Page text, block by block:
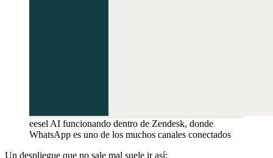
eesel AI funcionando dentro de Zendesk, donde
WhatsApp es uno de los muchos canales conectados
Un despliegue que no sale mal suele ir así: